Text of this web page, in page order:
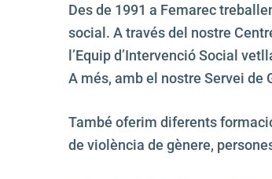
Des de 1991 a Femarec
social. A través del nostre
l’Equip d’Intervenció Social
A més, amb el nostre Servei
També oferim diferents
de violència de gènere,